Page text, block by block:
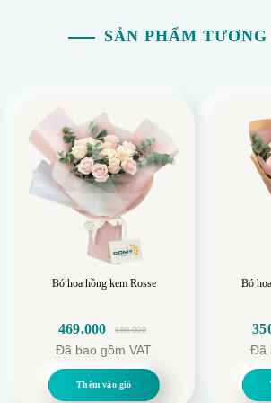
SẢN PHẨM
Bó hoa hồng kem Rosse
699.000
gốc
469.000
hiện
Đã bao gồm VAT
Thêm vào giỏ
Bó
Đã